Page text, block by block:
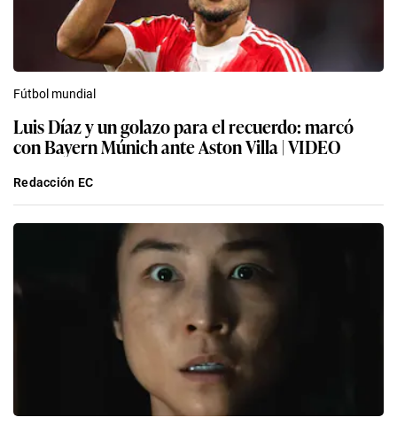
Fútbol mundial
Luis Díaz y un golazo para el recuerdo: marcó
con Bayern Múnich ante Aston Villa | VIDEO
Redacción EC